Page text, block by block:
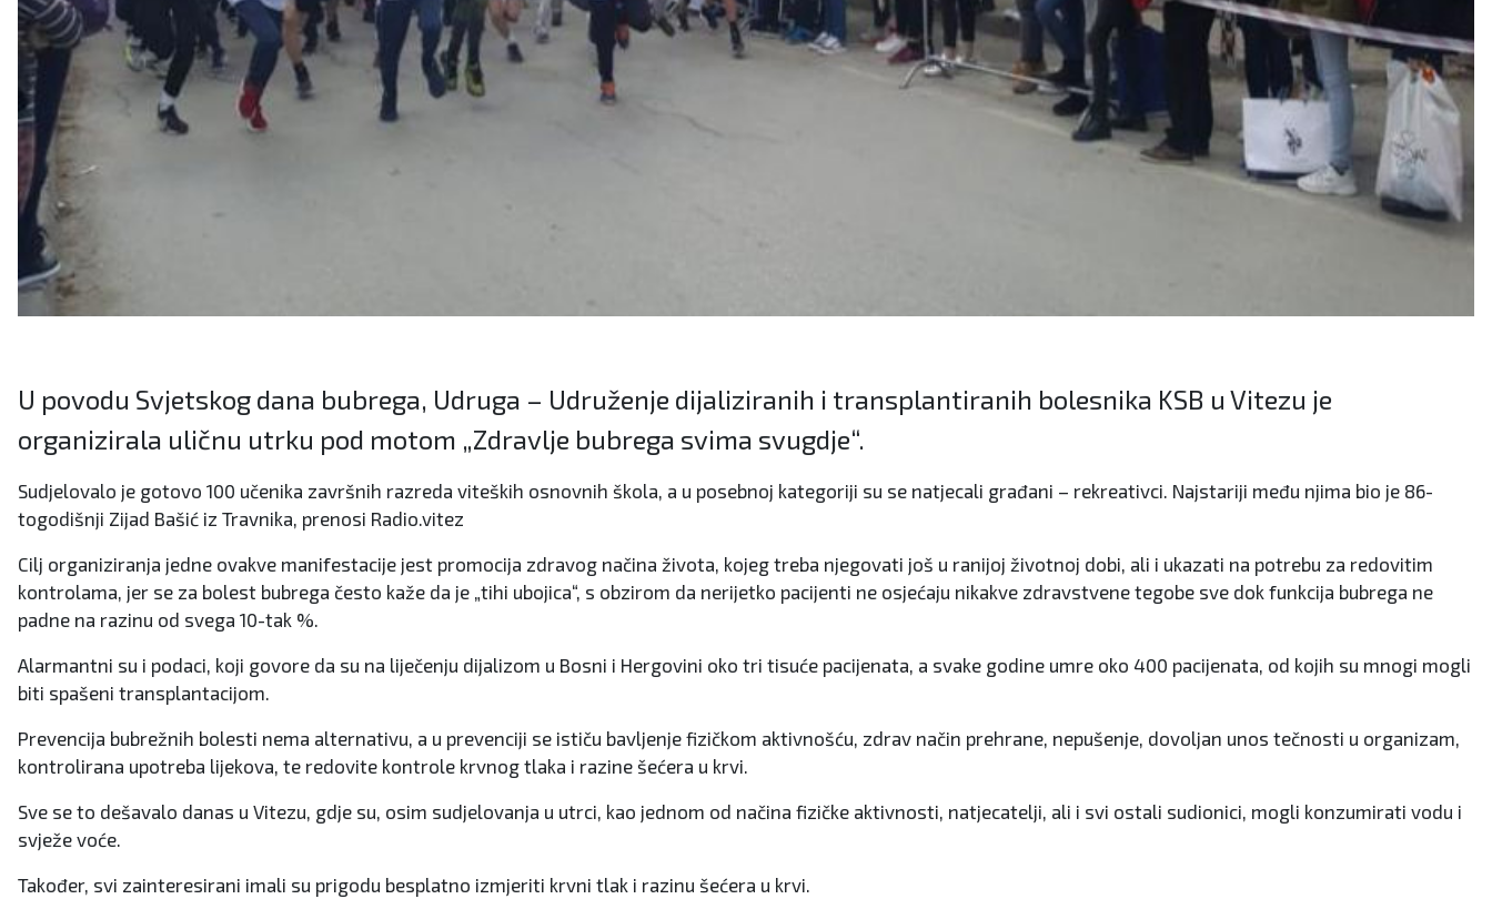
U povodu Svjetskog dana bubrega, Udruga – Udruženje dijaliziranih i transplantiranih bolesnika KSB u Vitezu je
organizirala uličnu utrku pod motom „Zdravlje bubrega svima svugdje“.
Sudjelovalo je gotovo 100 učenika završnih razreda viteških osnovnih škola, a u posebnoj kategoriji su se natjecali građani – rekreativci. Najstariji među njima bio je 86-
togodišnji Zijad Bašić iz Travnika, prenosi Radio.vitez
Cilj organiziranja jedne ovakve manifestacije jest promocija zdravog načina života, kojeg treba njegovati još u ranijoj životnoj dobi, ali i ukazati na potrebu za redovitim
kontrolama, jer se za bolest bubrega često kaže da je „tihi ubojica“, s obzirom da nerijetko pacijenti ne osjećaju nikakve zdravstvene tegobe sve dok funkcija bubrega ne
padne na razinu od svega 10-tak %.
Alarmantni su i podaci, koji govore da su na liječenju dijalizom u Bosni i Hergovini oko tri tisuće pacijenata, a svake godine umre oko 400 pacijenata, od kojih su mnogi mogli
biti spašeni transplantacijom.
Prevencija bubrežnih bolesti nema alternativu, a u prevenciji se ističu bavljenje fizičkom aktivnošću, zdrav način prehrane, nepušenje, dovoljan unos tečnosti u organizam,
kontrolirana upotreba lijekova, te redovite kontrole krvnog tlaka i razine šećera u krvi.
Sve se to dešavalo danas u Vitezu, gdje su, osim sudjelovanja u utrci, kao jednom od načina fizičke aktivnosti, natjecatelji, ali i svi ostali sudionici, mogli konzumirati vodu i
svježe voće.
Također, svi zainteresirani imali su prigodu besplatno izmjeriti krvni tlak i razinu šećera u krvi.